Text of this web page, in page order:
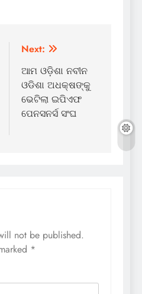
Next:
ଆମ ଓଡ଼ିଶା ନବୀନ
ଓଡିଶା ଅଧକ୍ଷଙ୍କୁ
ଭେଟିଲା ଇପିଏଫ
ପେନସନର୍ସ ସଂଘ
not be published.
*